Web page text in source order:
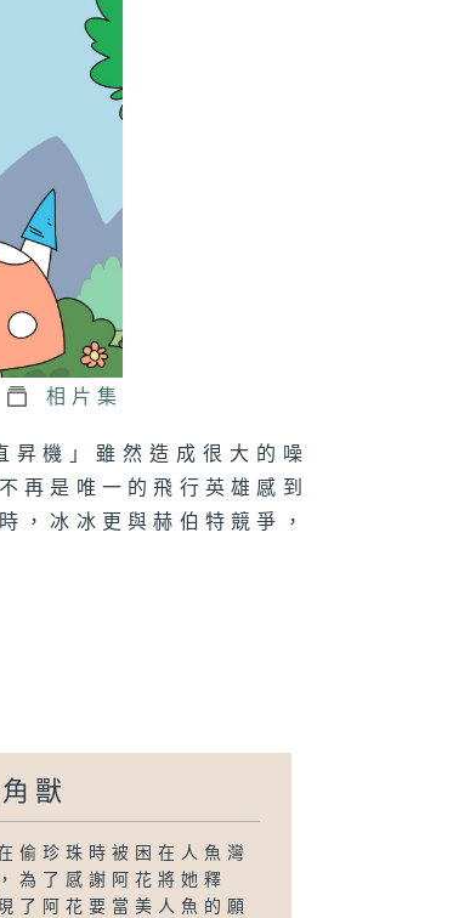
相片集
昇機」雖然造成很大的噪
再是唯一的飛行英雄感到
，冰冰更與赫伯特競爭，
獸
偷珍珠時被困在人魚灣
為了感謝阿花將她釋
了阿花要當美人魚的願